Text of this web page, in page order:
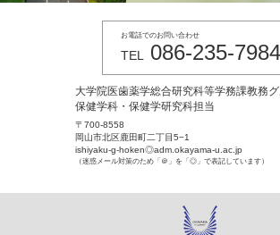
お電話でのお問い合わせ
TEL 086-235-7984
大学院医歯薬学総合研究科等学務課教務
保健学科・保健学研究科担当
〒700-8558
岡山市北区鹿田町二丁目5−1
ishiyaku-g-hoken◎adm.okayama-u.ac.jp
（迷惑メール対策のため「＠」を「◎」で表記しています）